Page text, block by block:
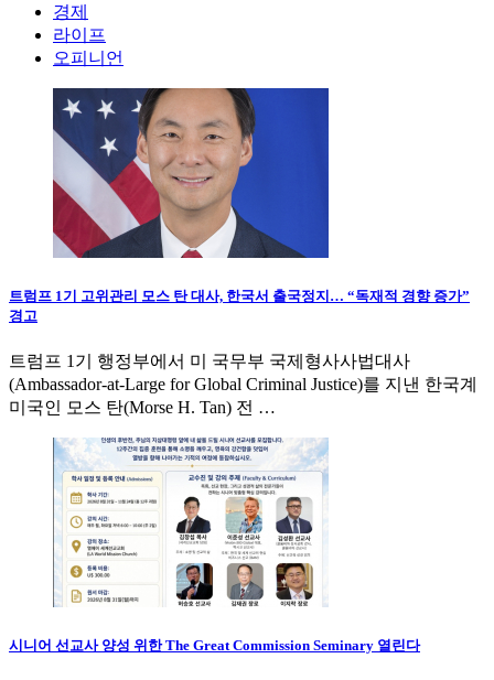
경제
라이프
오피니언
트럼프 1기 고위관리 모스 탄 대사, 한국서 출국정지… “독재적 경향 증가”
경고
트럼프 1기 행정부에서 미 국무부 국제형사사법대사
(Ambassador-at-Large for Global Criminal Justice)를 지낸 한국계
미국인 모스 탄(Morse H. Tan) 전 …
시니어 선교사 양성 위한 The Great Commission Seminary 열린다